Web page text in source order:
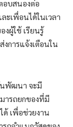
อบสนองต่อ
เพื่อนได้ในเวลา
งผู้ใช้ เรียนรู้
การแจ้งเตือนใน
พัฒนา จะมี
ารถยกของที่มี
เพื่อช่วยงาน